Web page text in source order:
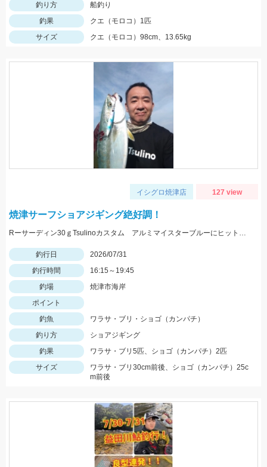
釣り方
船釣り
釣果
クエ（モロコ）1匹
サイズ
クエ（モロコ）98cm、13.65kg
イシグロ焼津店 127 view
焼津サーフショアジギング絶好調！
Rーサーディン30ｇTsulinoカスタム アルミマイスターブルーにヒット！マズメにはアカキンカラーも有効です！
釣行日
2026/07/31
釣行時間
16:15～19:45
釣場
焼津市海岸
ポイント
釣魚
ワラサ・ブリ・ショゴ（カンパチ）
釣り方
ショアジギング
釣果
ワラサ・ブリ5匹、ショゴ（カンパチ）2匹
サイズ
ワラサ・ブリ30cm前後、ショゴ（カンパチ）25c
m前後